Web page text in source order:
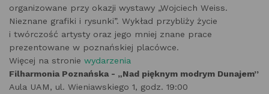
organizowane przy okazji wystawy „Wojciech Weiss.
Nieznane grafiki i rysunki”. Wykład przybliży życie
i twórczość artysty oraz jego mniej znane prace
prezentowane w poznańskiej placówce.
Więcej na stronie wydarzenia
Filharmonia Poznańska - „Nad pięknym modrym Dunajem”
Aula UAM, ul. Wieniawskiego 1, godz. 19:00